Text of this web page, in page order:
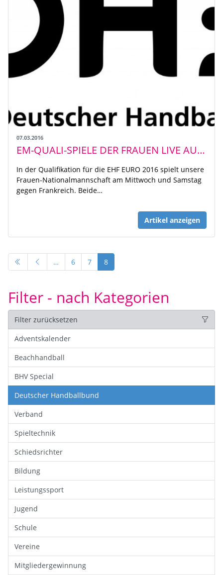
07.03.2016
EM-QUALI-SPIELE DER FRAUEN LIVE AUF SPORTDEUTSCHLAND.TV
In der Qualifikation für die EHF EURO 2016 spielt unsere
Frauen-Nationalmannschaft am Mittwoch und Samstag
gegen Frankreich. Beide…
Artikel anzeigen
… 6 7 8
Filter - nach Kategorien
Filter zurücksetzen
Adventskalender
Beachhandball
BHV Special
Deutscher Handballbund
Verband
Spieltechnik
Schiedsrichter
Bildung
Leistungssport
Jugend
Schule
Vereine
Mitgliedergewinnung